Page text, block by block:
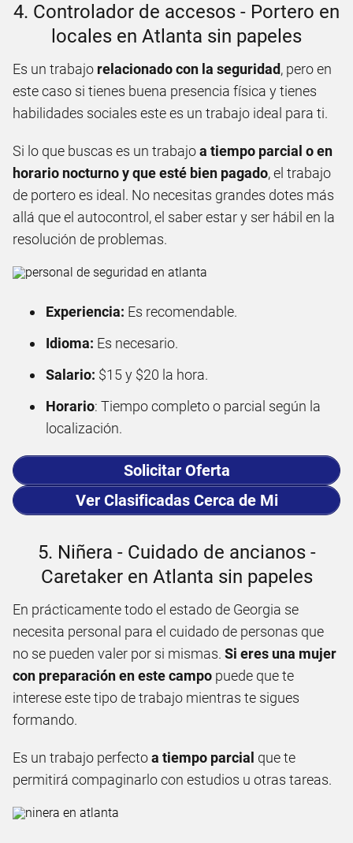
4. Controlador de accesos - Portero en
locales en Atlanta sin papeles
Es un trabajo relacionado con la seguridad, pero en
este caso si tienes buena presencia física y tienes
habilidades sociales este es un trabajo ideal para ti.
Si lo que buscas es un trabajoa tiempo parcial o en
horario nocturno y que esté bien pagado, el trabajo
de portero es ideal. No necesitas grandes dotes más
allá que el autocontrol, el saber estar y ser hábil en la
resolución de problemas.
Experiencia: Es recomendable.
Idioma: Es necesario.
Salario: $15 y $20 la hora.
Horario: Tiempo completo o parcial según la
localización.
Solicitar Oferta
Ver Clasificadas Cerca de Mi
5. Niñera - Cuidado de ancianos -
Caretaker en Atlanta sin papeles
En prácticamente todo el estado de Georgia se
necesita personal para el cuidado de personas que
no se pueden valer por si mismas. Si eres una mujer
con preparación en este campo puede que te
interese este tipo de trabajo mientras te sigues
formando.
Es un trabajo perfectoa tiempo parcial que te
permitirá compaginarlo con estudios u otras tareas.